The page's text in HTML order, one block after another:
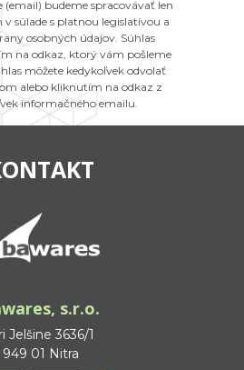
(email) budeme spracovávať len
súlade s platnou legislatívou a
osobných údajov. Súhlas
na odkaz, ktorý vám pošleme
môžete kedykoľvek odvolať
alebo kliknutím na odkaz z
informačného emailu.
s.r.o.
Jelšine 3636/1
949 01 Nitra